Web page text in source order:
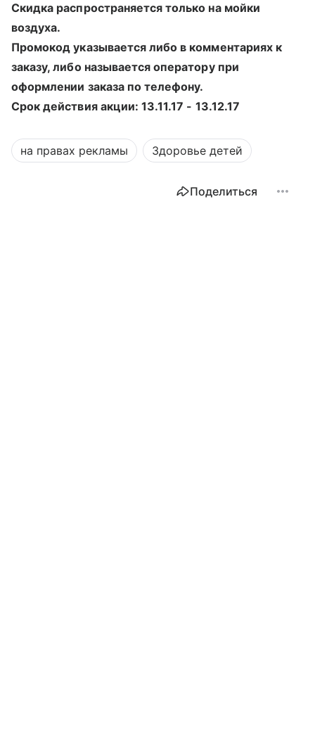
Скидка распространяется только на мойки
воздуха.
Промокод указывается либо в комментариях к
заказу, либо называется оператору при
оформлении заказа по телефону.
Срок действия акции: 13.11.17 - 13.12.17
на правах рекламы Здоровье детей
Поделиться